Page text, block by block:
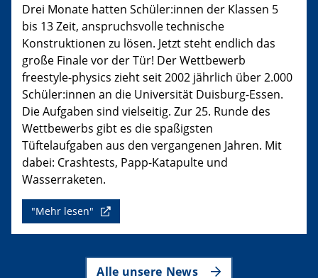
Drei Monate hatten Schüler:innen der Klassen 5
bis 13 Zeit, anspruchsvolle technische
Konstruktionen zu lösen. Jetzt steht endlich das
große Finale vor der Tür! Der Wettbewerb
freestyle-physics zieht seit 2002 jährlich über 2.000
Schüler:innen an die Universität Duisburg-Essen.
Die Aufgaben sind vielseitig. Zur 25. Runde des
Wettbewerbs gibt es die spaßigsten
Tüftelaufgaben aus den vergangenen Jahren. Mit
dabei: Crashtests, Papp-Katapulte und
Wasserraketen.
"Mehr lesen"
Alle unsere News